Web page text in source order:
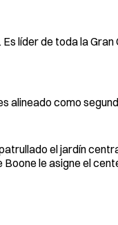
líder de toda la
alineado como
el jardín
le asigne el